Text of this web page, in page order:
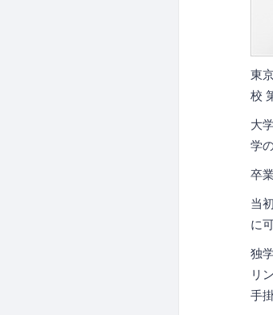
東
校
大
学
卒
当
に
独
リ
手